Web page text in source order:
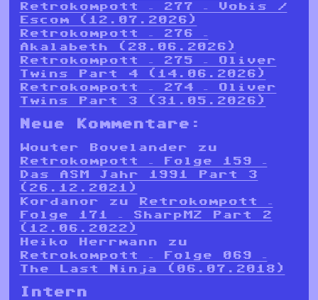
Retrokompott – 277 – Vobis /
Escom (12.07.2026)
Retrokompott – 276 –
Akalabeth (28.06.2026)
Retrokompott – 275 – Oliver
Twins Part 4 (14.06.2026)
Retrokompott – 274 – Oliver
Twins Part 3 (31.05.2026)
Neue Kommentare:
Wouter Bovelander zu
Retrokompott – Folge 159 –
Das ASM Jahr 1991 Part 3
(26.12.2021)
Kordanor zu
Retrokompott –
Folge 171 – SharpMZ Part 2
(12.06.2022)
Heiko Herrmann zu
Retrokompott – Folge 069 –
The Last Ninja (06.07.2018)
Intern